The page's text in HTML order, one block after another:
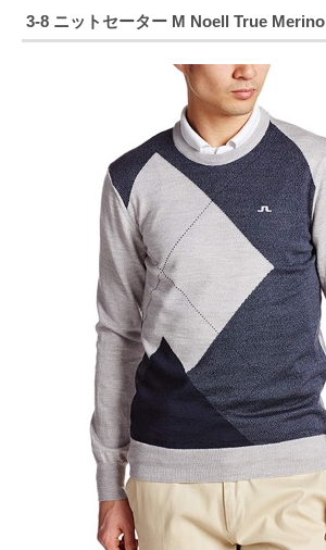
3-8 ニットセーター M Noell True Merino